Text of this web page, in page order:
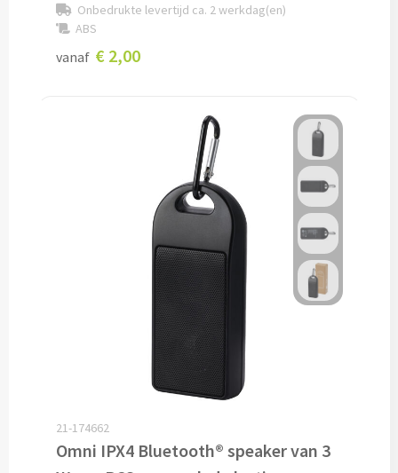
Custom made kleding
Custom made zonnehoedjes
Custom made bandana's
Custom made sokken
Onbedrukte levertijd ca. 2 werkdag(en)
ABS
vanaf € 2,00
21-174662
Omni IPX4 Bluetooth® speaker van 3